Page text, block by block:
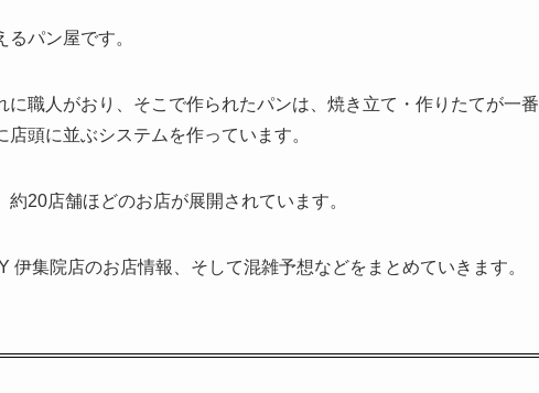
パン屋です。
職人がおり、そこで作られたパンは、焼き立て・作りたてが一番
頭に並ぶシステムを作っています。
20店舗ほどのお店が展開されています。
集院店のお店情報、そして混雑予想などをまとめていきます。